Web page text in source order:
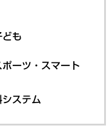
も
ーツ・スマート
ステム